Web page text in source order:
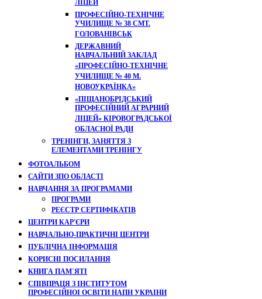
ЛІЦЕЙ
ПРОФЕСІЙНО-ТЕХНІЧНЕ
УЧИЛИЩЕ № 38 СМТ.
ГОЛОВАНІВСЬК
ДЕРЖАВНИЙ
НАВЧАЛЬНИЙ ЗАКЛАД
«ПРОФЕСІЙНО-ТЕХНІЧНЕ
УЧИЛИЩЕ № 40 М.
НОВОУКРАЇНКА»
«ПІЩАНОБРІДСЬКИЙ
ПРОФЕСІЙНИЙ АГРАРНИЙ
ЛІЦЕЙ» КІРОВОГРАДСЬКОЇ
ОБЛАСНОЇ РАДИ
ТРЕНІНГИ, ЗАНЯТТЯ З
ЕЛЕМЕНТАМИ ТРЕНІНГУ
ФОТОАЛЬБОМ
САЙТИ ЗПО ОБЛАСТІ
НАВЧАННЯ ЗА ПРОГРАМАМИ
ПРОГРАМИ
РЕЄСТР СЕРТИФІКАТІВ
ЦЕНТРИ КАР'ЄРИ
НАВЧАЛЬНО-ПРАКТИЧНІ ЦЕНТРИ
ПУБЛІЧНА ІНФОРМАЦІЯ
КОРИСНІ ПОСИЛАННЯ
КНИГА ПАМ`ЯТІ
СПІВПРАЦЯ З ІНСТИТУТОМ
ПРОФЕСІЙНОІ ОСВІТИ НАПН УКРАІНИ